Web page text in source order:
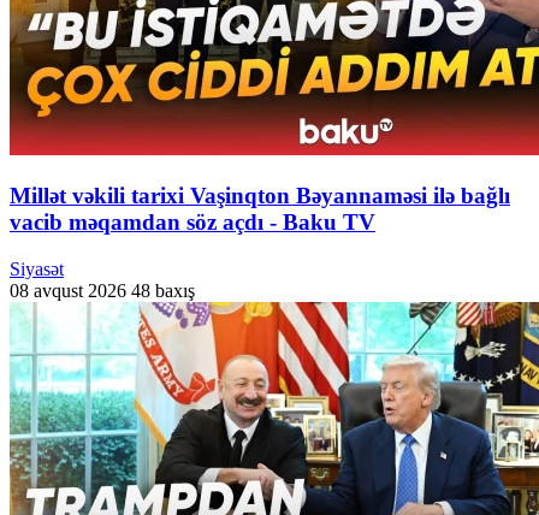
Millət vəkili tarixi Vaşinqton Bəyannaməsi ilə bağlı
vacib məqamdan söz açdı - Baku TV
Siyasət
08 avqust 2026 48 baxış